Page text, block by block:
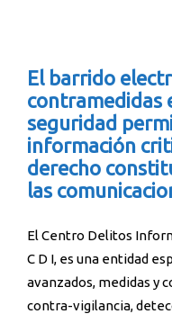
El barrido
contramedidas
seguridad
información
derecho
las
El Centro Delitos
C D I, es una entidad
avanzados, medidas y
contra-vigilancia,